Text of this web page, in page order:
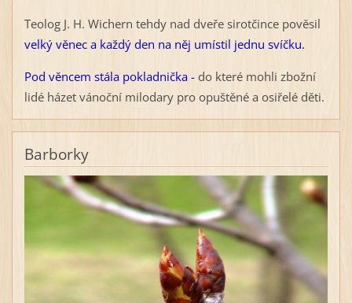
Teolog J. H. Wichern tehdy nad dveře sirotčince pověsil
velký věnec a každý den na něj umístil jednu svíčku.
Pod věncem stála pokladnička - do které mohli zbožní
lidé házet vánoční milodary pro opuštěné a osiřelé děti.
Barborky